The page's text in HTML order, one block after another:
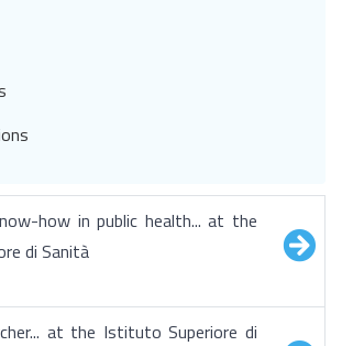
how in public health... at the
di Sanità
at the Istituto Superiore di